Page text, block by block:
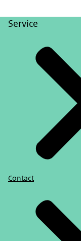
Service
Contact